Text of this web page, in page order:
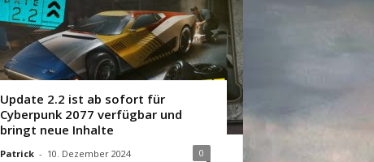
Update 2.2 ist ab sofort für
Cyberpunk 2077 verfügbar und
bringt neue Inhalte
Patrick - 10. Dezember 2024 0